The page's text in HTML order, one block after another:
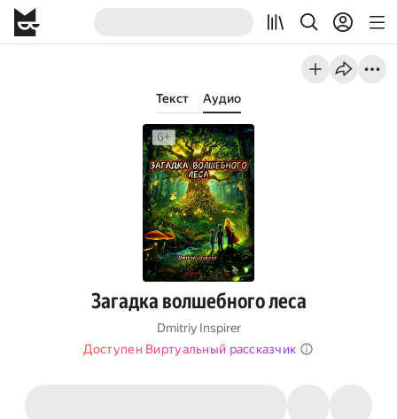
Текст Аудио
Загадка волшебного леса
Dmitriy Inspirer
Доступен Виртуальный рассказчик